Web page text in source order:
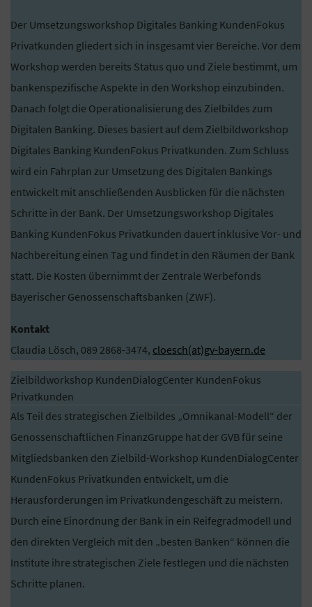
Der Umsetzungsworkshop Digitales Banking KundenFokus
Privatkunden gliedert sich in insgesamt vier Bereiche. Vor dem
Workshop werden bereits Status quo und Ziele bestimmt, um
bankenspezifische Aspekte in den Workshop einzubinden.
Danach folgt die Operationalisierung des Zielbildes zum
Digitalen Banking. Dieses basiert auf dem Zielbildworkshop
Digitales Banking KundenFokus Privatkunden. Zum Schluss
wird ein Fahrplan zur Umsetzung des Digitalen Bankings
entwickelt mit anschließenden Ausblicken für die nächsten
Schritte in der Bank. Der Umsetzungsworkshop Digitales
Banking KundenFokus Privatkunden dauert inklusive Vor- und
Nachbereitung einen Tag und findet in den Räumen der Bank
statt. Die Kosten übernimmt der Zentrale Werbefonds
Bayerischer Genossenschaftsbanken (ZWF).
Kontakt
Claudia Lösch, 089 2868-3474, cloesch(at)gv-bayern.de
Zielbildworkshop KundenDialogCenter KundenFokus
Privatkunden
Als Teil des strategischen Zielbildes „Omnikanal-Modell“ der
Genossenschaftlichen FinanzGruppe hat der GVB für seine
Mitgliedsbanken den Zielbild-Workshop KundenDialogCenter
KundenFokus Privatkunden entwickelt, um die
Herausforderungen im Privatkundengeschäft zu meistern.
Durch eine Einordnung der Bank in ein Reifegradmodell und
den direkten Vergleich mit den „besten Banken“ können die
Institute ihre strategischen Ziele festlegen und die nächsten
Schritte planen.